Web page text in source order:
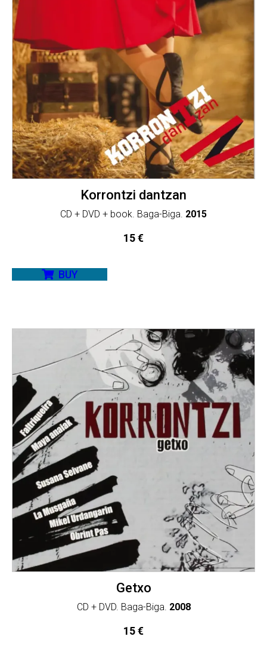
Korrontzi dantzan
CD + DVD + book. Baga-Biga. 2015
15€
BUY
Getxo
CD + DVD. Baga-Biga. 2008
15€